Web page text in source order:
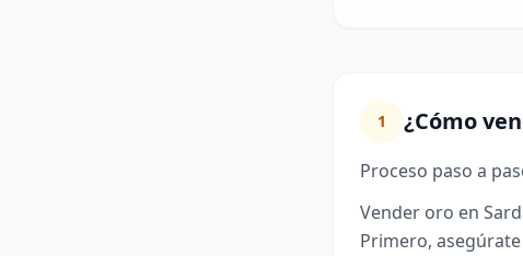
1 ¿Cómo
Proceso paso a
Vender oro en
Primero,